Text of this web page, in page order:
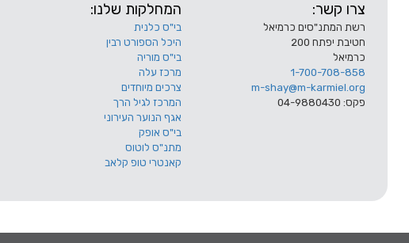
צרו קשר:
רשת המתנ"סים כרמיאל
חטיבת יפתח 200
כרמיאל
1-700-708-858
m-shay@m-karmiel.org
פקס: 04-9880430
המחלקות שלנו:
בי"ס כלנית
היכל הספורט רבין
בי"ס מוריה
מרכז עלה
צרכים מיוחדים
המרכז לגיל הרך
אגף הנוער העירוני
בי"ס אופק
מתנ"ס לוטוס
קאנטרי טופ קלאב